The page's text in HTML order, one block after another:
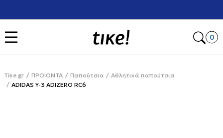
0
Tike.gr ΠΡΟΙΟΝΤΑ Παπούτσια
Αθλητικά παπούτσια
ADIDAS Y-3 ADIZERO RC6